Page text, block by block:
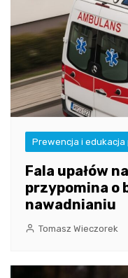
Prewencja i edukacja
Fala upałów
przypomina o
nawadnianiu
Tomasz Wieczorek